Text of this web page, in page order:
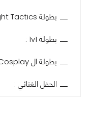
بطولة Team Fight Tactics للمؤثرين :
بطولة 1v1 :
بطولة ال Cosplay :
الحفل الغنائي :